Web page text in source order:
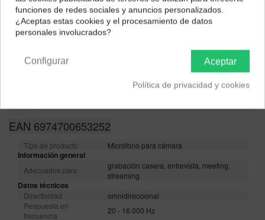
EAN 6974700653252
Tipo de producto Micrófono para cámara
Información general
Adecuados para
grabación casera, entrevista, meeting,
streaming
Datos técnicos
Directividad
omnidireccional
Respuesta en
frecuencia
20 - 16.000 Hz
Selecciona tu ubicación para mostrarte los precios e
impuestos correctos para tu región.
funciones de redes sociales y anuncios personalizados.
¿Aceptas estas cookies y el procesamiento de datos
personales involucrados?
Aceptar
Configurar
Política de privacidad y cookies